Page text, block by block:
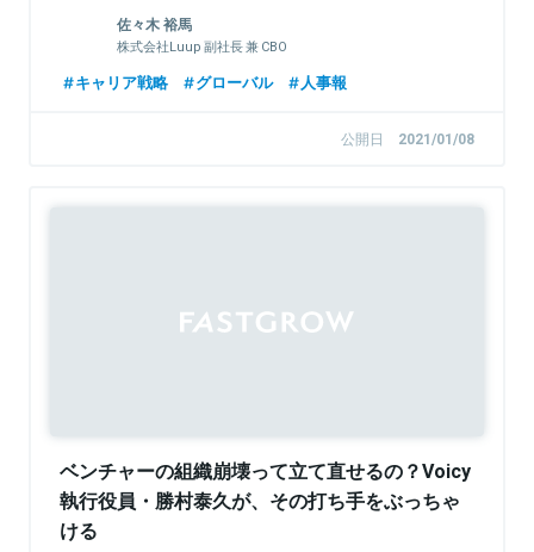
佐々木 裕馬
株式会社Luup 副社長 兼 CBO
キャリア戦略 グローバル 人事報
公開日 2021/01/08
ベンチャーの組織崩壊って立て直せるの？Voicy
執行役員・勝村泰久が、その打ち手をぶっちゃ
ける